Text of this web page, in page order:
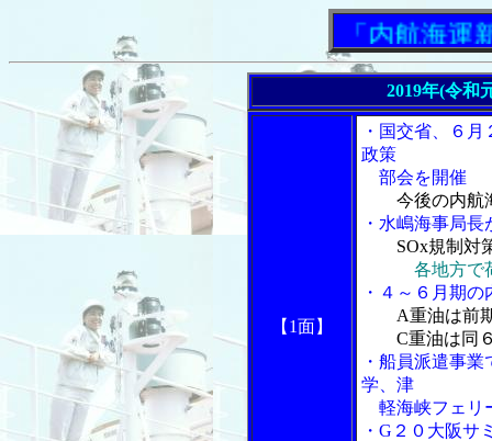
「内航海運新聞
2019年(令和
【1面】
・国交省、６
政策
部会を開催
今後の内航
・水嶋海事局
SOx規制対
各地方で
・４～６月期
A重油は前
C重油は同６
・船員派遣事
学、津
軽海峡フェリ
・G２０大阪サ